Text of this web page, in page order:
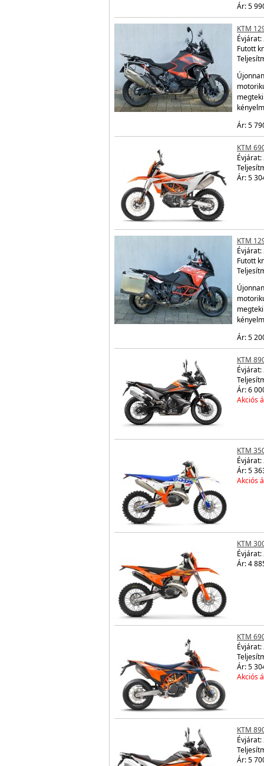
Ár: 5
KTM
Évjárat:
Futott
Ár: 5
KTM
Évjárat:
Ár: 5
KTM
Évjárat:
Futott
Ár: 5
KTM
Évjárat:
Ár: 6
Akciós
KTM
Évjárat:
Ár: 5
Akciós
KTM
Évjárat:
Ár: 4
KTM
Évjárat:
Ár: 5
Akciós
KTM
Évjárat:
Ár: 5